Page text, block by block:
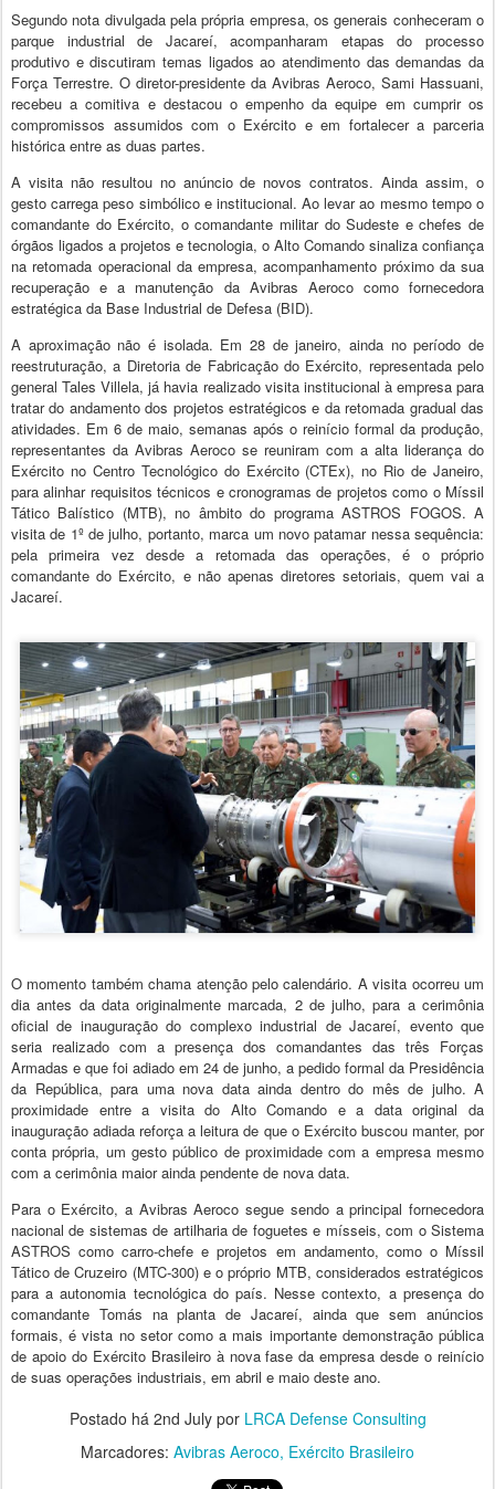
Segundo nota divulgada pela própria empresa, os generais conheceram o
parque industrial de Jacareí, acompanharam etapas do processo
produtivo e discutiram temas ligados ao atendimento das demandas da
Força Terrestre. O diretor-presidente da Avibras Aeroco, Sami Hassuani,
recebeu a comitiva e destacou o empenho da equipe em cumprir os
compromissos assumidos com o Exército e em fortalecer a parceria
histórica entre as duas partes.
A visita não resultou no anúncio de novos contratos. Ainda assim, o
gesto carrega peso simbólico e institucional. Ao levar ao mesmo tempo o
comandante do Exército, o comandante militar do Sudeste e chefes de
órgãos ligados a projetos e tecnologia, o Alto Comando sinaliza confiança
na retomada operacional da empresa, acompanhamento próximo da sua
recuperação e a manutenção da Avibras Aeroco como fornecedora
estratégica da Base Industrial de Defesa (BID).
A aproximação não é isolada. Em 28 de janeiro, ainda no período de
reestruturação, a Diretoria de Fabricação do Exército, representada pelo
general Tales Villela, já havia realizado visita institucional à empresa para
tratar do andamento dos projetos estratégicos e da retomada gradual das
atividades. Em 6 de maio, semanas após o reinício formal da produção,
representantes da Avibras Aeroco se reuniram com a alta liderança do
Exército no Centro Tecnológico do Exército (CTEx), no Rio de Janeiro,
para alinhar requisitos técnicos e cronogramas de projetos como o Míssil
Tático Balístico (MTB), no âmbito do programa ASTROS FOGOS. A
visita de 1º de julho, portanto, marca um novo patamar nessa sequência:
pela primeira vez desde a retomada das operações, é o próprio
comandante do Exército, e não apenas diretores setoriais, quem vai a
Jacareí.
O momento também chama atenção pelo calendário. A visita ocorreu um
dia antes da data originalmente marcada, 2 de julho, para a cerimônia
oficial de inauguração do complexo industrial de Jacareí, evento que
seria realizado com a presença dos comandantes das três Forças
Armadas e que foi adiado em 24 de junho, a pedido formal da Presidência
da República, para uma nova data ainda dentro do mês de julho. A
proximidade entre a visita do Alto Comando e a data original da
inauguração adiada reforça a leitura de que o Exército buscou manter, por
conta própria, um gesto público de proximidade com a empresa mesmo
com a cerimônia maior ainda pendente de nova data.
Para o Exército, a Avibras Aeroco segue sendo a principal fornecedora
nacional de sistemas de artilharia de foguetes e mísseis, com o Sistema
ASTROS como carro-chefe e projetos em andamento, como o Míssil
Tático de Cruzeiro (MTC-300) e o próprio MTB, considerados estratégicos
para a autonomia tecnológica do país. Nesse contexto, a presença do
comandante Tomás na planta de Jacareí, ainda que sem anúncios
formais, é vista no setor como a mais importante demonstração pública
de apoio do Exército Brasileiro à nova fase da empresa desde o reinício
de suas operações industriais, em abril e maio deste ano.
Postado há 2nd Julypor LRCA Defense Consulting
Marcadores: Avibras Aeroco Exército Brasileiro